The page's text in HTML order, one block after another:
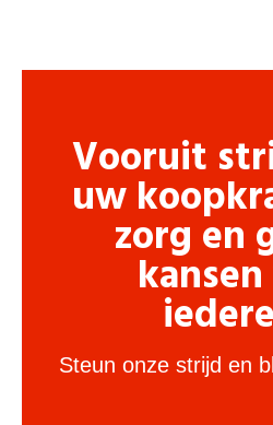
Vooruit
uw
zorg en
Steun onze strijd en